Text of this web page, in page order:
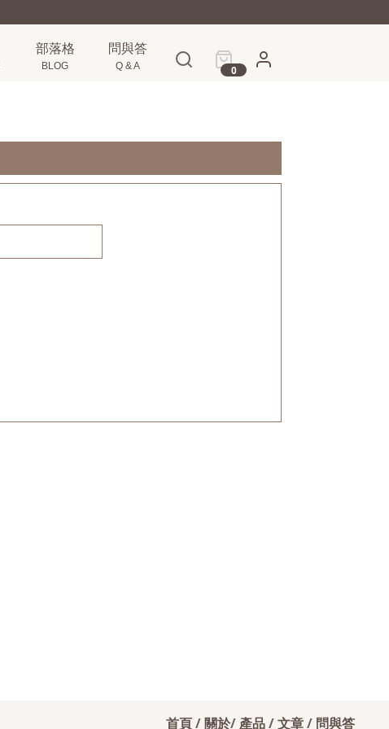
部落格
BLOG
問與答
Q & A 0
首頁/關於/ 產品/文章/ 問與答